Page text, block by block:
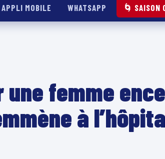
APPLI MOBILE WHATSAPP 🌀 SAISON
une femme
à